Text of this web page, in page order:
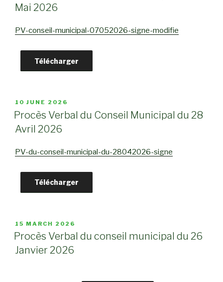
Mai 2026
PV-conseil-municipal-07052026-signe-modifie
Télécharger
POSTED
ON
10 JUNE 2026
Procès Verbal du Conseil Municipal du 28
Avril 2026
PV-du-conseil-municipal-du-28042026-signe
Télécharger
POSTED
ON
15 MARCH 2026
Procès Verbal du conseil municipal du 26
Janvier 2026